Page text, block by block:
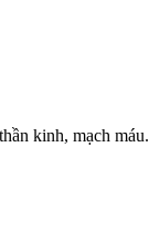
kinh, mạch máu.